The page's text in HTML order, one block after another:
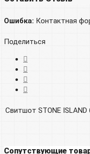
Ошибка: Контактная
Поделиться
Свитшот STONE ISLAND
Сопутствующие